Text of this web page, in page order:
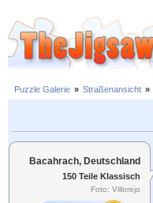
Puzzle Galerie » Straßenansicht »
Bacahrach, Deutschland
150 Teile Klassisch
Foto: Villorejo